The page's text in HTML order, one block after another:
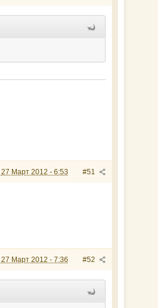
#51
27 Март 2012 - 6:53
#52
27 Март 2012 - 7:36